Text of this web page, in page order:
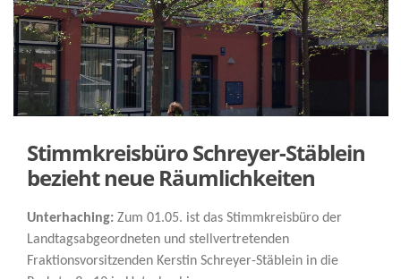
Stimmkreisbüro Schreyer-Stäblein
bezieht neue Räumlichkeiten
Unterhaching: Zum 01.05. ist das Stimmkreisbüro der
Landtagsabgeordneten und stellvertretenden
Fraktionsvorsitzenden Kerstin Schreyer-Stäblein in die